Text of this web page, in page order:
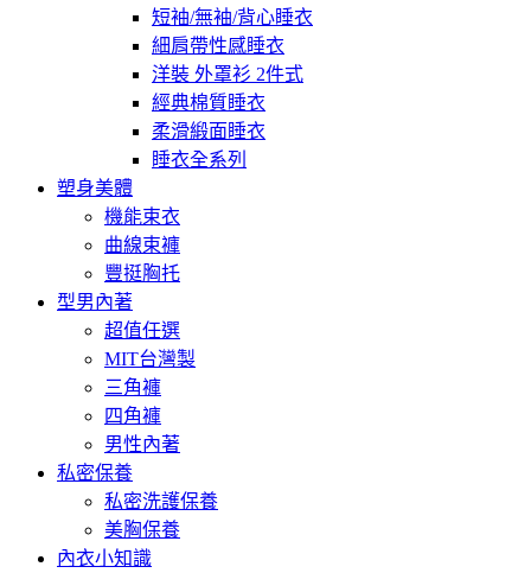
短袖/無袖/背心睡衣
細肩帶性感睡衣
洋裝 外罩衫 2件式
經典棉質睡衣
柔滑緞面睡衣
睡衣全系列
塑身美體
機能束衣
曲線束褲
豐挺胸托
型男內著
超值任選
MIT台灣製
三角褲
四角褲
男性內著
私密保養
私密洗護保養
美胸保養
內衣小知識